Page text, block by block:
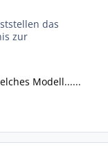
das
zur
Modell......